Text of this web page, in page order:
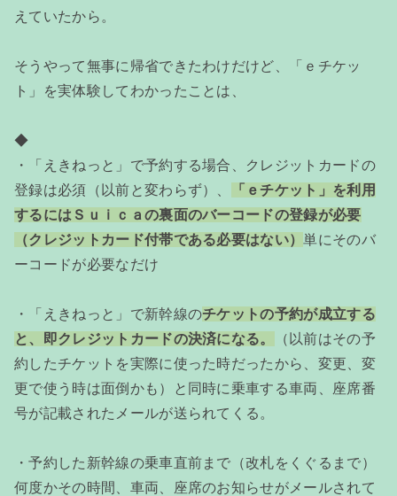
えていたから。
そうやって無事に帰省できたわけだけど、「ｅチケッ
ト」を実体験してわかったことは、
◆
・「えきねっと」で予約する場合、クレジットカードの
登録は必須（以前と変わらず）、
「ｅチケット」を利用
するにはＳｕｉｃａの裏面のバーコードの登録が必要
（クレジットカード付帯である必要はない）単にそのバ
ーコードが必要なだけ
・「えきねっと」で新幹線のチケットの予約が成立する
と、即クレジットカードの決済になる。
（以前はその予
約したチケットを実際に使った時だったから、変更、変
更で使う時は面倒かも）と同時に乗車する車両、座席番
号が記載されたメールが送られてくる。
・予約した新幹線の乗車直前まで（改札をくぐるまで）
何度かその時間、車両、座席のお知らせがメールされて